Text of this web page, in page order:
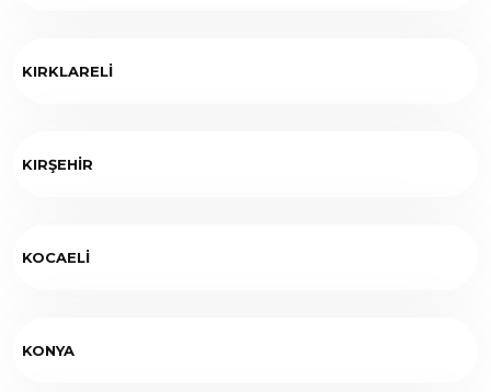
KIRKLARELİ
KIRŞEHİR
KOCAELİ
KONYA